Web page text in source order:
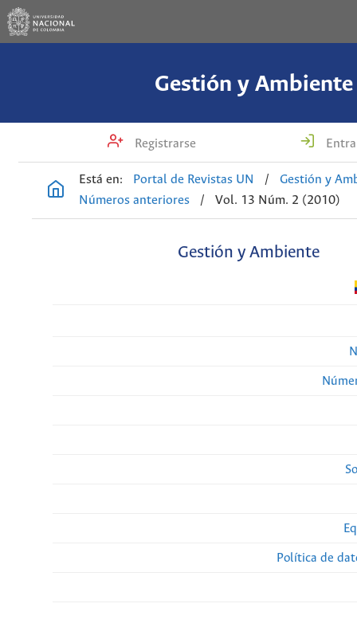
Gestión y Ambiente
Registrarse
Está en: Portal de Revistas UN /
Gestión y
Números anteriores
/ Vol. 13 Núm. 2 (2010)
Gestión y Ambiente
Política de